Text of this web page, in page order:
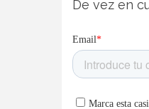
De vez en